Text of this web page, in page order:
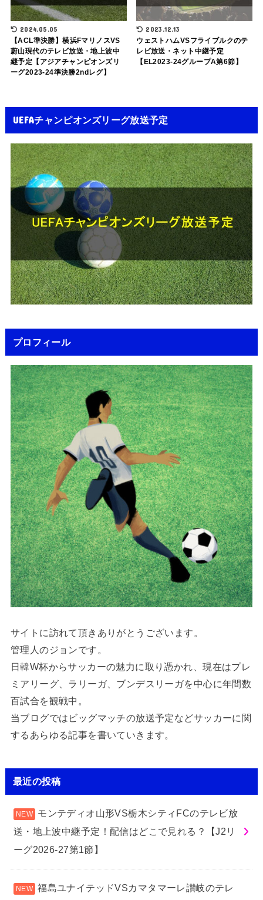
2024.05.05
【ACL準決勝】横浜FマリノスVS
蔚山現代のテレビ放送・地上波中
継予定【アジアチャンピオンズリ
ーグ2023-24準決勝2ndレグ】
2023.12.13
ウェストハムVSフライブルクのテ
レビ放送・ネット中継予定
【EL2023-24グループA第6節】
UEFAチャンピオンズリーグ放送予定
プロフィール
サイトに訪れて頂きありがとうございます。
管理人のジョンです。
日韓W杯からサッカーの魅力に取り憑かれ、現在はプレ
ミアリーグ、ラリーガ、ブンデスリーガを中心に年間数
百試合を観戦中。
当ブログではビッグマッチの放送予定などサッカーに関
するあらゆる記事を書いていきます。
最近の投稿
モンテディオ山形VS栃木シティFCのテレビ放
送・地上波中継予定！配信はどこで見れる？【J2リ
ーグ2026-27第1節】
福島ユナイテッドVSカマタマーレ讃岐のテレ